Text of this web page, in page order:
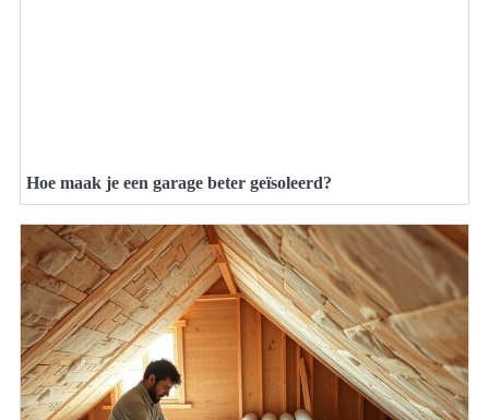
Hoe maak je een garage beter geïsoleerd?